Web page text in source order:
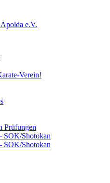
e.V.
Verein!
Prüfungen
SOK/Shotokan
SOK/Shotokan